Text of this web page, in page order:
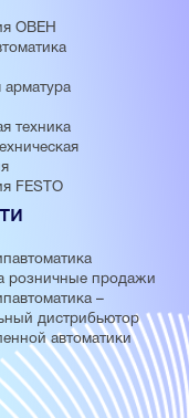
ОВЕН
арматура
техника
FESTO
розничные продажи
–
дистрибьютор
автоматики